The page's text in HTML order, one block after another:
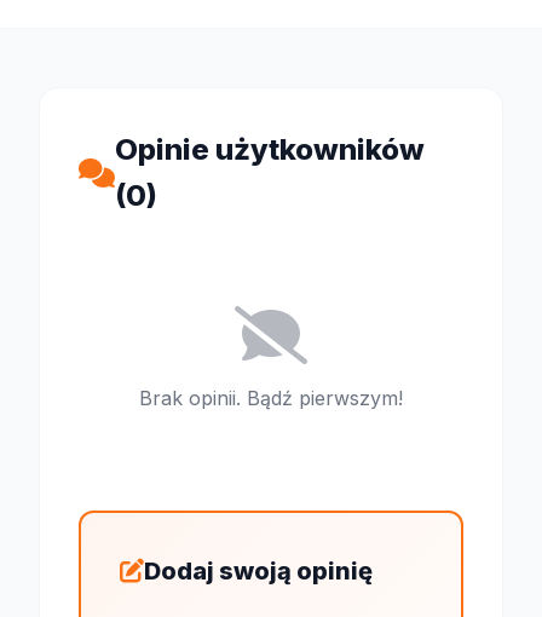
Opinie użytkowników
(0)
Brak opinii. Bądź pierwszym!
Dodaj swoją opinię